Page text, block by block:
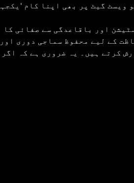
ویسٹ گیٹ پر بھی اپنا کام
اور باقاعدگی سے صفائی
کے لیے محفوظ سماجی دوری
کرتے ہیں۔ یہ ضروری ہے کہ